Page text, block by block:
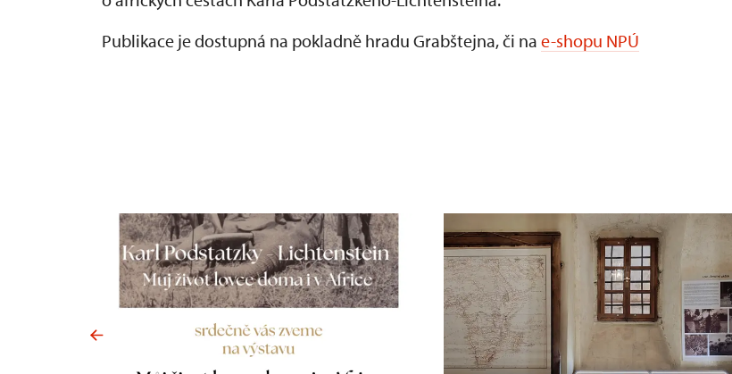
Publikace je dostupná na pokladně hradu Grabštejna, či na e-shopu NPÚ